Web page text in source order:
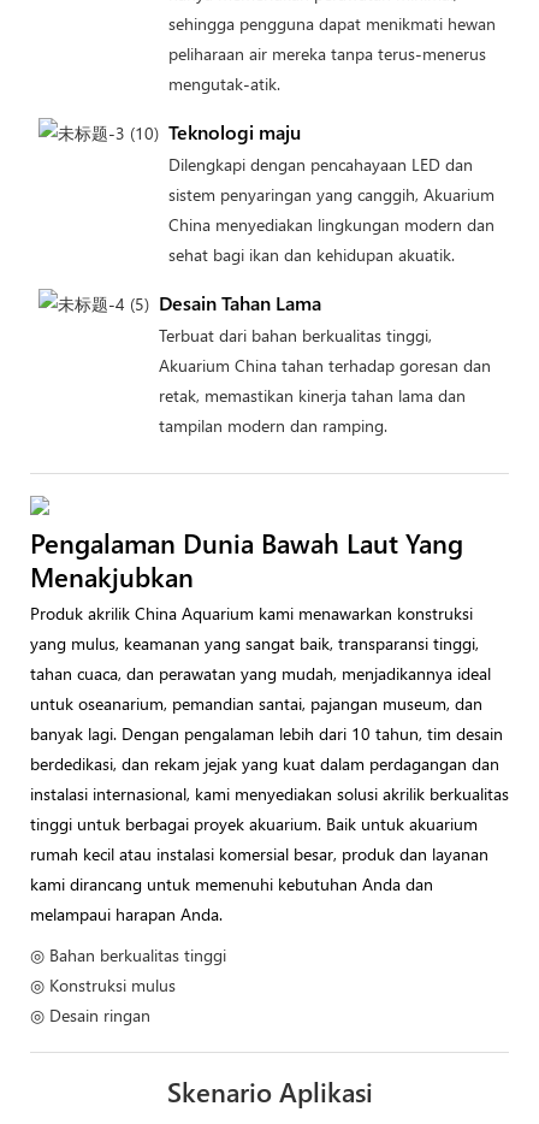
sehingga pengguna dapat menikmati hewan
peliharaan air mereka tanpa terus-menerus
mengutak-atik.
Teknologi maju
Dilengkapi dengan pencahayaan LED dan
sistem penyaringan yang canggih, Akuarium
China menyediakan lingkungan modern dan
sehat bagi ikan dan kehidupan akuatik.
Desain Tahan Lama
Terbuat dari bahan berkualitas tinggi,
Akuarium China tahan terhadap goresan dan
retak, memastikan kinerja tahan lama dan
tampilan modern dan ramping.
Pengalaman Dunia Bawah Laut Yang
Menakjubkan
Produk akrilik China Aquarium kami menawarkan konstruksi
yang mulus, keamanan yang sangat baik, transparansi tinggi,
tahan cuaca, dan perawatan yang mudah, menjadikannya ideal
untuk oseanarium, pemandian santai, pajangan museum, dan
banyak lagi. Dengan pengalaman lebih dari 10 tahun, tim desain
berdedikasi, dan rekam jejak yang kuat dalam perdagangan dan
instalasi internasional, kami menyediakan solusi akrilik berkualitas
tinggi untuk berbagai proyek akuarium. Baik untuk akuarium
rumah kecil atau instalasi komersial besar, produk dan layanan
kami dirancang untuk memenuhi kebutuhan Anda dan
melampaui harapan Anda.
◎ Bahan berkualitas tinggi
◎ Konstruksi mulus
◎ Desain ringan
Skenario Aplikasi